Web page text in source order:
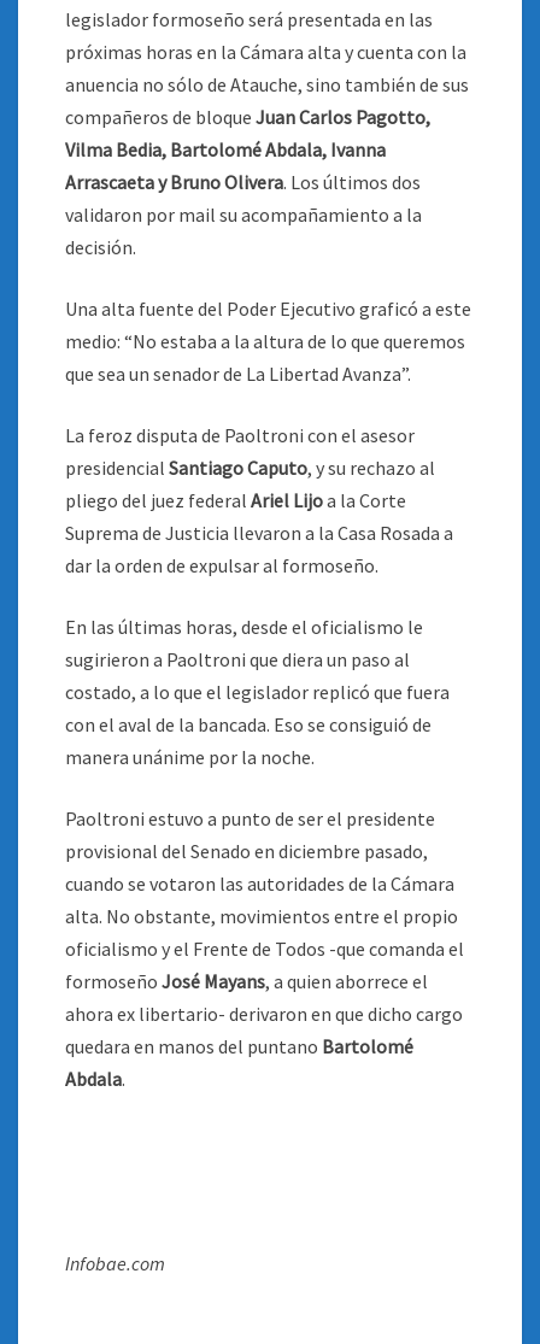
legislador formoseño será presentada en las
próximas horas en la Cámara alta y cuenta con la
anuencia no sólo de Atauche, sino también de sus
compañeros de bloque Juan Carlos Pagotto,
Vilma Bedia, Bartolomé Abdala, Ivanna
Arrascaeta y Bruno Olivera. Los últimos dos
validaron por mail su acompañamiento a la
decisión.
Una alta fuente del Poder Ejecutivo graficó a este
medio: “No estaba a la altura de lo que queremos
que sea un senador de La Libertad Avanza”.
La feroz disputa de Paoltroni con el asesor
presidencial Santiago Caputo, y su rechazo al
pliego del juez federal Ariel Lijoa la Corte
Suprema de Justicia llevaron a la Casa Rosada a
dar la orden de expulsar al formoseño.
En las últimas horas, desde el oficialismo le
sugirieron a Paoltroni que diera un paso al
costado, a lo que el legislador replicó que fuera
con el aval de la bancada. Eso se consiguió de
manera unánime por la noche.
Paoltroni estuvo a punto de ser el presidente
provisional del Senado en diciembre pasado,
cuando se votaron las autoridades de la Cámara
alta. No obstante, movimientos entre el propio
oficialismo y el Frente de Todos -que comanda el
formoseño José Mayans, a quien aborrece el
ahora ex libertario- derivaron en que dicho cargo
quedara en manos del puntano Bartolomé
Abdala.
Infobae.com